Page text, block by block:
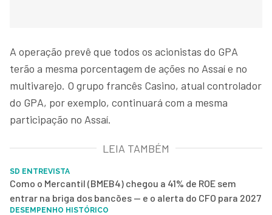
A operação prevê que todos os acionistas do GPA
terão a mesma porcentagem de ações no Assaí e no
multivarejo. O grupo francês Casino, atual controlador
do GPA, por exemplo, continuará com a mesma
participação no Assaí.
LEIA TAMBÉM
SD ENTREVISTA
Como o Mercantil (BMEB4) chegou a 41% de ROE sem
entrar na briga dos bancões — e o alerta do CFO para 2027
DESEMPENHO HISTÓRICO